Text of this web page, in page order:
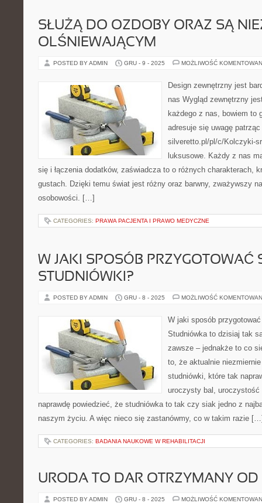
SŁUŻĄ DO OZDOBY ORAZ SĄ
OLŚNIEWAJĄCYM
POSTED BY ADMIN GRU - 9 - 2025 MOŻLIWOŚĆ
Design zewnętrzny jest
nas Wygląd zewnętrzny
każdego z nas, bowiem to
adresuje się uwagę
silveretto.pl/pl/c/Kolczyki-
luksusowe. Każdy z nas
się i łączenia dodatków, zaświadcza to o różnych charakterach,
gustach. Dzięki temu świat jest różny oraz barwny, zważywszy
osobowości. […]
CATEGORIES: PRAWA PACJENTA I PRAWO MEDYCZNE
W JAKI SPOSÓB PRZYGOTOWAĆ
STUDNIÓWKI?
POSTED BY ADMIN GRU - 8 - 2025 MOŻLIWOŚĆ
W jaki sposób
Studniówka to dzisiaj tak
zawsze – jednakże to co
to, że aktualnie
studniówki, które tak
uroczysty bal, uroczystość
naprawdę powiedzieć, że studniówka to tak czy siak jedno z
naszym życiu. A więc nieco się zastanówmy, co w takim razie
CATEGORIES: BADANIA NAUKOWE W REHABILITACJI
URODA TO DAR OTRZYMANY OD
POSTED BY ADMIN GRU - 8 - 2025 MOŻLIWOŚĆ